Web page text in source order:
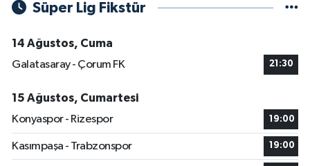
Süper Lig Fikstür
14 Ağustos, Cuma
Galatasaray - Çorum FK
21:30
15 Ağustos, Cumartesi
Konyaspor - Rizespor
19:00
Kasımpaşa - Trabzonspor 19:00